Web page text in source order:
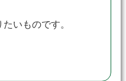
いものです。